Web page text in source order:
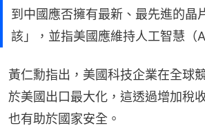
到中國應否擁有最新、最先進的晶
該」，並指美國應維持人工智慧（
黃仁勳指出，美國科技企業在全球
於美國出口最大化，這透過增加稅
也有助於國家安全。